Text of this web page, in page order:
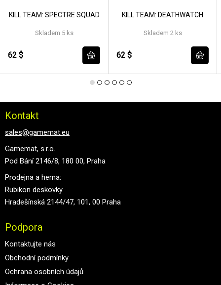
KILL TEAM: SPECTRE SQUAD
Skladem 5 ks
62 $
KILL TEAM: DEATHWATCH
Skladem 2 ks
62 $
Kontakt
sales@gamemat.eu
Gamemat, s.r.o.
Pod Bání 2146/8, 180 00, Praha
Prodejna a herna:
Rubikon deskovky
Hradešínská 2144/47, 101, 00 Praha
Podpora
Kontaktujte nás
Obchodní podmínky
Ochrana osobních údajů